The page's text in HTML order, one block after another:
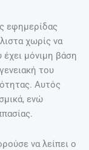
εφημερίδας
χωρίς να
έχει μόνιμη βάση
του
Αυτός
ενώ
να λείπει ο